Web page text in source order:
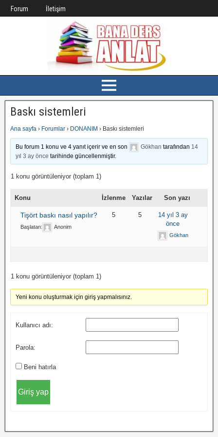
Forum İletişim
Baskı sistemleri
Ana sayfa › Forumlar › DONANIM › Baskı sistemleri
Bu forum 1 konu ve 4 yanıt içerir ve en son Gökhan tarafından 14
yıl 3 ay önce tarihinde güncellenmiştir.
1 konu görüntüleniyor (toplam 1)
Konu İzlenme Yazılar Son yazı
Tişört baskı nasıl yapılır?
Başlatan: Anonim
5 5
14 yıl 3 ay
önce
Gökhan
1 konu görüntüleniyor (toplam 1)
Yeni konu oluşturmak için giriş yapmalısınız.
Kullanıcı adı:
Parola:
Beni hatırla
Giriş yap